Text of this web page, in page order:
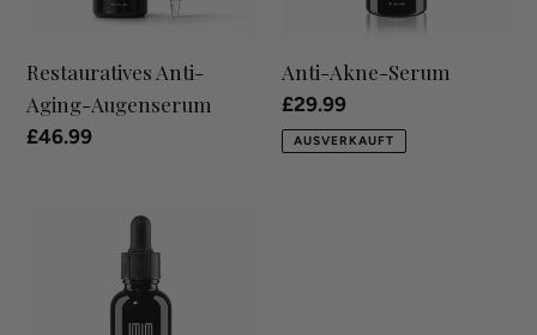
:
Restauratives Anti-
Aging-Augenserum
Normaler
£46.99
Anti-Akne-Serum
Normaler
Preis
£29.99
AUSVERKAUFT
Gesichtsserum
renovieren